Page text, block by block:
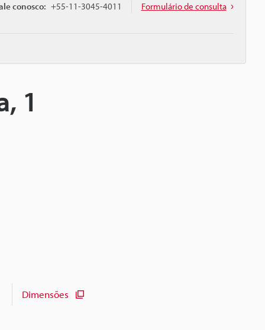
conosco: +55-11-3045-4011 Formulário de consulta
1
Dimensões